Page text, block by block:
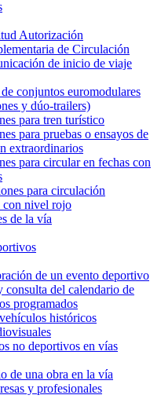
Autorización
de Circulación
de inicio de viaje
conjuntos euromodulares
y dúo-trailers)
para tren turístico
para pruebas o ensayos de
extraordinarios
para circular en fechas con
para circulación
con nivel rojo
de la vía
de un evento deportivo
consulta del calendario de
programados
históricos
no deportivos en vías
de una obra en la vía
y profesionales